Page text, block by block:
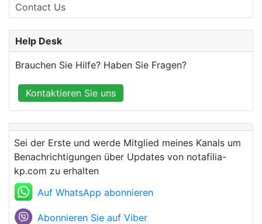
Contact Us
Help Desk
Brauchen Sie Hilfe? Haben Sie Fragen?
Kontaktieren Sie uns
Sei der Erste und werde Mitglied meines Kanals um
Benachrichtigungen über Updates von notafilia-
kp.com zu erhalten
Auf WhatsApp abonnieren
Abonnieren Sie auf Viber